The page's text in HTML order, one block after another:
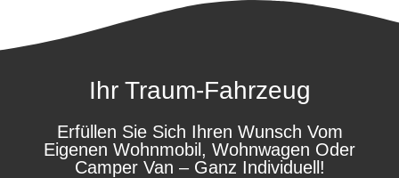
Ihr Traum-Fahrzeug
Erfüllen Sie Sich Ihren Wunsch Vom
Eigenen Wohnmobil, Wohnwagen Oder
Camper Van – Ganz Individuell!